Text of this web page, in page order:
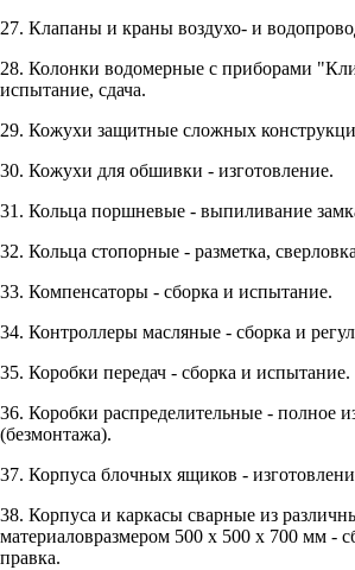
27. Клапаны и краны воздухо- и
28. Колонки водомерные с приборами
испытание, сдача.
29. Кожухи защитные сложных
30. Кожухи для обшивки - изготовление.
31. Кольца поршневые - выпиливание
32. Кольца стопорные - разметка,
33. Компенсаторы - сборка и испытание.
34. Контроллеры масляные - сборка и
35. Коробки передач - сборка и испытание.
36. Коробки распределительные - полное
(безмонтажа).
37. Корпуса блочных ящиков -
38. Корпуса и каркасы сварные из
материаловразмером 500 x 500 x 700 мм -
правка.